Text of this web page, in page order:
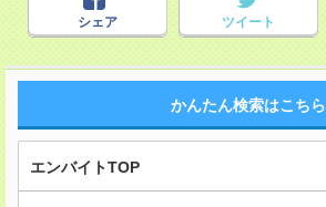
シェア ツイート
かんたん検索はこちら
エンバイトTOP